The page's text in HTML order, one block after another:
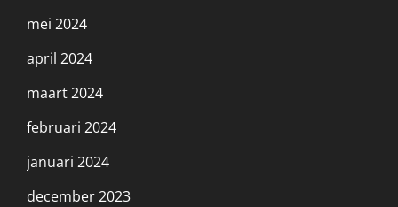
mei 2024
april 2024
maart 2024
februari 2024
januari 2024
december 2023